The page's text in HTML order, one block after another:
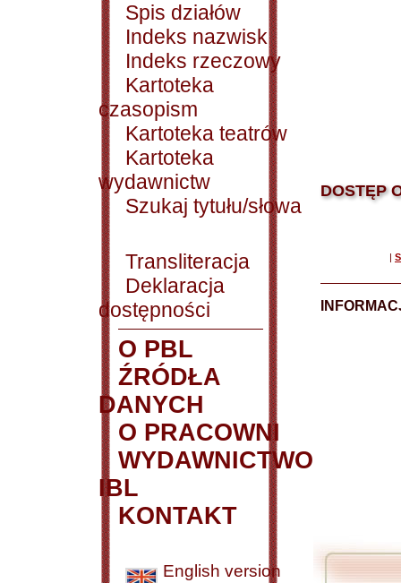
Spis działów
Indeks nazwisk
Indeks rzeczowy
Kartoteka
czasopism
Kartoteka teatrów
Kartoteka
wydawnictw
Szukaj tytułu/słowa
Transliteracja
Deklaracja
dostępności
O PBL
ŹRÓDŁA
DANYCH
O PRACOWNI
WYDAWNICTWO
IBL
KONTAKT
English version
DOSTĘP
|